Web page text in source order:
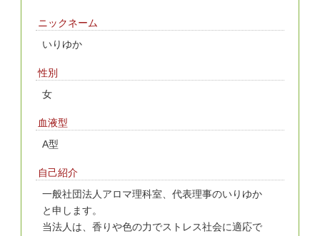
ニックネーム
いりゆか
性別
女
血液型
A型
自己紹介
一般社団法人アロマ理科室、代表理事のいりゆか
と申します。
当法人は、香りや色の力でストレス社会に適応で